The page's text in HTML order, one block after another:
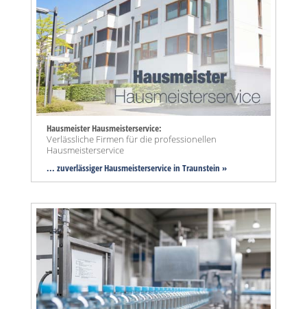
Hausmeister Hausmeisterservice:
Verlässliche Firmen für die professionellen
Hausmeisterservice
... zuverlässiger Hausmeisterservice in Traunstein »